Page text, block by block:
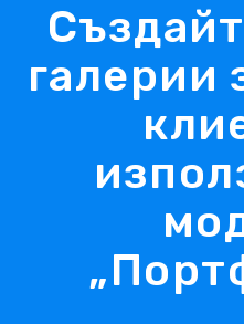
галерии